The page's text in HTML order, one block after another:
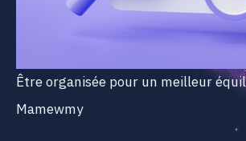
Être organisée pour un meilleur
Mamewmy